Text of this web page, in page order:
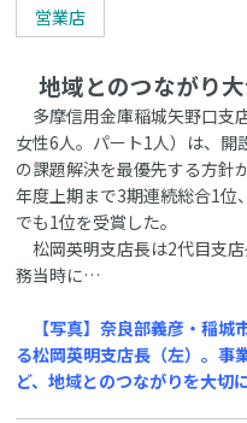
営業店
地域とのつながり
多摩信用金庫稲城矢野口支
女性6人。パート1人）は、開
の課題解決を最優先する方針
年度上期まで3期連続総合1位
でも1位を受賞した。
松岡英明支店長は2代目支
務当時に…
【写真】奈良部義彦・稲
る松岡英明支店長（左）。事
ど、地域とのつながりを大切